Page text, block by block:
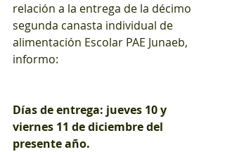
relación a la entrega de la décimo
segunda canasta individual de
alimentación Escolar PAE Junaeb,
informo:
Días de entrega: jueves 10 y
viernes 11 de diciembre del
presente año.